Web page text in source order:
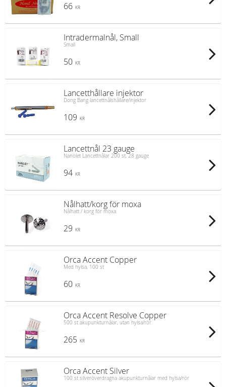
66 KR
Intradermalnål, Small
Small
50 KR
Lancetthållare injektor
Dong Bang lancettnålshållare/injektor
109 KR
Lancettnål 23 gauge
Nanolet Lancettnålar 200 st, 28 gauge
94 KR
Nålhatt/korg för moxa
Nålhatt / korg för moxa
29 KR
Orca Accent Copper
Med hylsa, 100 st
60 KR
Orca Accent Resolve Copper
500 st akupunkturnålar, utan hylsa/rör
265 KR
Orca Accent Silver
100 st silveröverdragna akupunkturnålar med hylsa/rör